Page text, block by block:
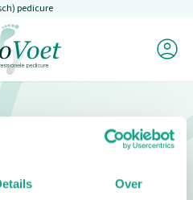
Over
pedicure
de homepagina
Mijn
gevonden